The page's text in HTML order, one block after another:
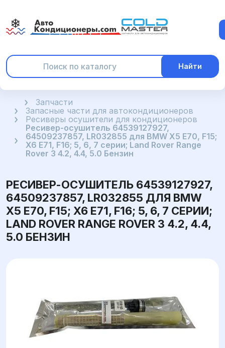
Найти
ГлавнаяЗапчасти
Запасные части для автокондиционеров
Ресиверы осушители для кондиционеров
Ресивер-осушитель 64539127927,
64509237857, LR032855 для BMW X5 E70, F15;
X6 E71, F16; 5, 6, 7 серии; Land Rover Range
Rover 3 4.2, 4.4, 5.0 Бензин
РЕСИВЕР-ОСУШИТЕЛЬ 64539127927,
64509237857, LR032855 ДЛЯ BMW
X5 E70, F15; X6 E71, F16; 5, 6, 7 СЕРИИ;
LAND ROVER RANGE ROVER 3 4.2, 4.4,
5.0 БЕНЗИН